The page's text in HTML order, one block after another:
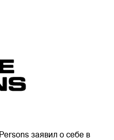
заявил о себе в